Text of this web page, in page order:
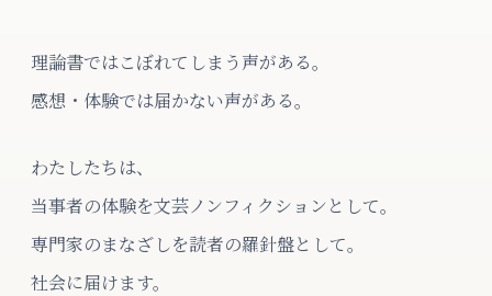
理論書ではこぼれてしまう声がある。
感想・体験では届かない声がある。
わたしたちは、
当事者の体験を文芸ノンフィクションとして。
専門家のまなざしを読者の羅針盤として。
社会に届けます。